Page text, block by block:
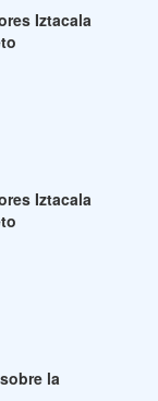
Iztacala
Iztacala
la